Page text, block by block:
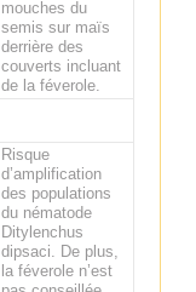
mouches du
semis sur maïs
derrière des
couverts incluant
de la féverole.
Risque
d’amplification
des populations
du nématode
Ditylenchus
dipsaci. De plus,
la féverole n’est